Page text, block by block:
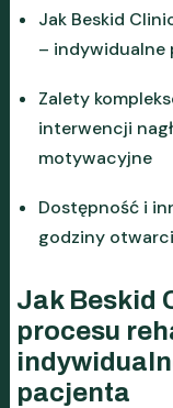
Jak Beskid
– indywidualne
Zalety
interwencji
motywacyjne
Dostępność i
godziny
Jak Beskid
procesu
pacjenta